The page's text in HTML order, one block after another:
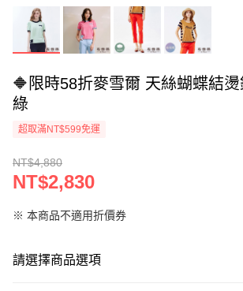
🔶限時58折麥雪爾 天絲蝴蝶結
綠
超取滿NT$599免運
NT$4,880
NT$2,830
※ 本商品不適用折價券
請選擇商品選項